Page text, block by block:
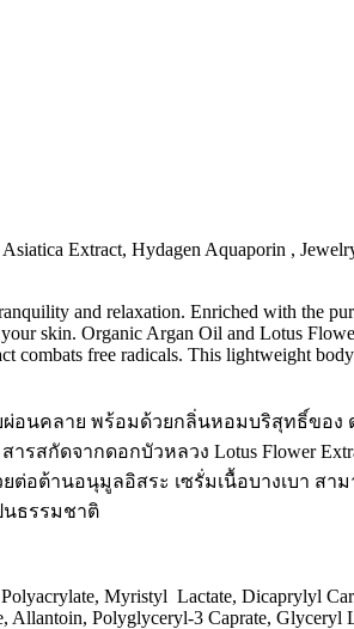
Extract, Hydagen Aquaporin ,
and relaxation. Enriched with the
skin. Organic Argan Oil and Lotus
free radicals. This lightweight
นคลาย พร้อมด้วยกลิ่นหอมบริสุทธิ์ของ
สกัดจากดอกบัวหลวง Lotus Flower
ยต่อต้านอนุมูลอิสระ เซรั่มเนื้อบางเบา
นธรรมชาติ
Myristyl Lactate, Dicaprylyl
Allantoin, Polyglyceryl-3 Caprate,